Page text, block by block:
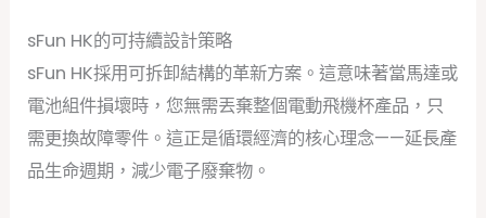
sFun HK的可持續設計策略
sFun HK採用可拆卸結構的革新方案。這意味著當馬達或
電池組件損壞時，您無需丟棄整個電動飛機杯產品，只
需更換故障零件。這正是循環經濟的核心理念——延長產
品生命週期，減少電子廢棄物。